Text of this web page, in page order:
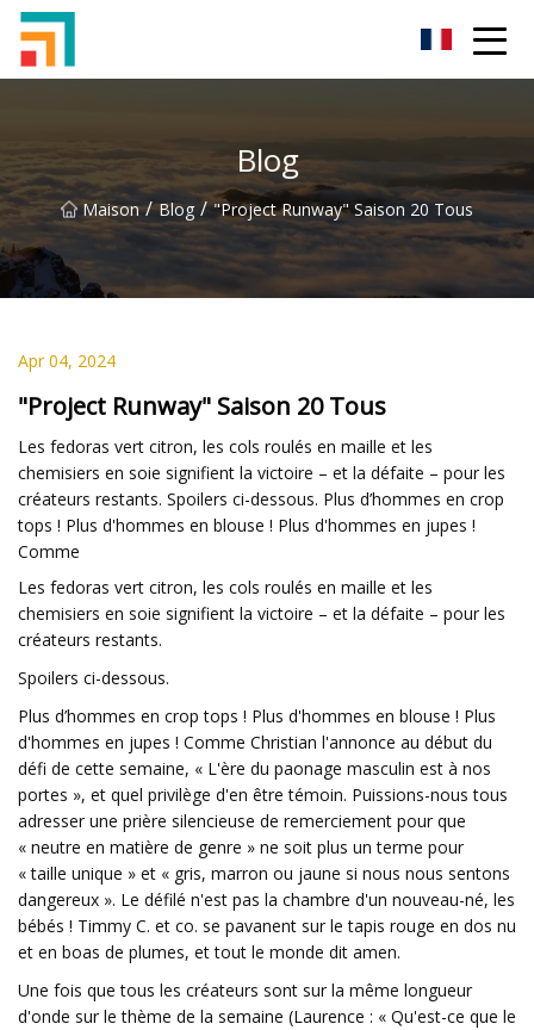
Blog
Maison / Blog / "Project Runway" Saison 20 Tous
Apr 04, 2024
"Project Runway" Saison 20 Tous
Les fedoras vert citron, les cols roulés en maille et les
chemisiers en soie signifient la victoire – et la défaite – pour les
créateurs restants. Spoilers ci-dessous. Plus d’hommes en crop
tops ! Plus d'hommes en blouse ! Plus d'hommes en jupes !
Comme
Les fedoras vert citron, les cols roulés en maille et les
chemisiers en soie signifient la victoire – et la défaite – pour les
créateurs restants.
Spoilers ci-dessous.
Plus d’hommes en crop tops ! Plus d'hommes en blouse ! Plus
d'hommes en jupes ! Comme Christian l'annonce au début du
défi de cette semaine, « L'ère du paonage masculin est à nos
portes », et quel privilège d'en être témoin. Puissions-nous tous
adresser une prière silencieuse de remerciement pour que
« neutre en matière de genre » ne soit plus un terme pour
« taille unique » et « gris, marron ou jaune si nous nous sentons
dangereux ». Le défilé n'est pas la chambre d'un nouveau-né, les
bébés ! Timmy C. et co. se pavanent sur le tapis rouge en dos nu
et en boas de plumes, et tout le monde dit amen.
Une fois que tous les créateurs sont sur la même longueur
d'onde sur le thème de la semaine (Laurence : « Qu'est-ce que le